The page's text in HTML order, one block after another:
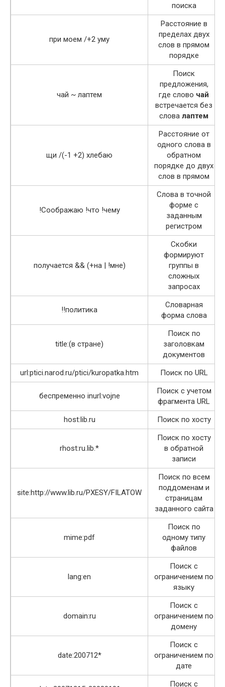
поиска
при моем /+2 уму
Расстояние в
пределах двух
слов в прямом
порядке
чай ~ лаптем
Поиск
предложения,
где слово чай
встречается без
слова лаптем
щи /(-1 +2) хлебаю
Расстояние от
одного слова в
обратном
порядке до двух
слов в прямом
!Соображаю !что !чему
Слова в точной
форме с
заданным
регистром
получается && (+на | !мне)
Скобки
формируют
группы в
сложных
запросах
!!политика
Словарная
форма слова
title:(в стране)
Поиск по
заголовкам
документов
url:ptici.narod.ru/ptici/kuropatka.htm
Поиск по URL
беспременно inurl:vojne
Поиск с учетом
фрагмента URL
host:lib.ru
Поиск по хосту
rhost:ru.lib.*
Поиск по хосту
в обратной
записи
site:http://www.lib.ru/PXESY/FILATOW
Поиск по всем
поддоменам и
страницам
заданного сайта
mime:pdf
Поиск по
одному типу
файлов
lang:en
Поиск с
ограничением по
языку
domain:ru
Поиск с
ограничением по
домену
date:200712*
Поиск с
ограничением по
дате
Поиск с